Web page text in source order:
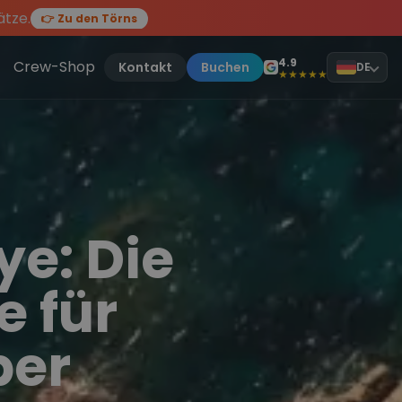
👉 Zu den Törns
Törn!
des Jahres, sei dabei.
Crew-Shop Kontakt Buchen 4.9
★★★★★ DE
Die
für